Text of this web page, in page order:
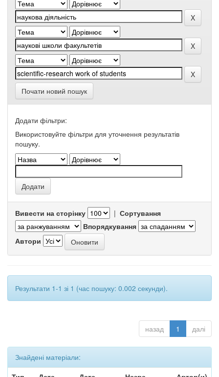
Почати новий пошук
Додати фільтри:
Використовуйте фільтри для уточнення результатів
пошуку.
Вивести на сторінку | Сортування
Впорядкування
Автори
Результати 1-1 зі 1 (час пошуку: 0.002 секунди).
назад 1 далі
Знайдені матеріали: